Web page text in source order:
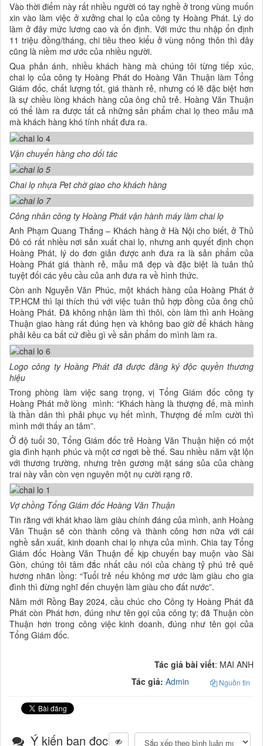
Vào thời điểm này rất nhiều người có tay nghề ở trong vùng muốn
xin vào làm việc ở xưởng chai lọ của công ty Hoàng Phát. Lý do
làm ở đây mức lương cao và ổn định. Với mức thu nhập ổn định
11 triệu đồng/tháng, chi tiêu theo kiểu ở vùng nông thôn thì đây
cũng là niềm mơ ước của nhiều người.
Qua phản ánh, nhiều khách hàng mà chúng tôi từng tiếp xúc,
chai lọ của công ty Hoàng Phát do Hoàng Văn Thuận làm Tổng
Giám đốc, chất lượng tốt, giá thành rẻ, nhưng có lẽ đặc biệt hơn
là sự chiều lòng khách hàng của ông chủ trẻ. Hoàng Văn Thuận
có thể làm ra được tất cả những sản phẩm chai lọ theo mẫu mã
mà khách hàng khó tính nhất đưa ra.
Vận chuyển hàng cho dối tác
Chai lọ nhựa Pet chờ giao cho khách hàng
Công nhân công ty Hoàng Phát vận hành máy làm chai lọ
Anh Phạm Quang Thắng – Khách hàng ở Hà Nội cho biết, ở Thủ
Đô có rất nhiều nơi sản xuất chai lọ, nhưng anh quyết định chọn
Hoàng Phát, lý do đơn giản được anh đưa ra là sản phẩm của
Hoàng Phát giá thành rẻ, mẫu mã đẹp và đặc biệt là tuân thủ
tuyệt đối các yêu cầu của anh đưa ra về hình thức.
Còn anh Nguyễn Văn Phúc, một khách hàng của Hoàng Phát ở
TP.HCM thì lại thích thú với việc tuân thủ hợp đồng của ông chủ
Hoàng Phát. Đã không nhận làm thì thôi, còn làm thì anh Hoàng
Thuận giao hàng rất đúng hẹn và không bao giờ để khách hàng
phải kêu ca bất cứ điều gì về sản phẩm do mình làm ra.
Logo công ty Hoàng Phát đã được đăng ký độc quyền thương
hiệu
Trong phòng làm việc sang trọng, vị Tổng Giám đốc công ty
Hoàng Phát mở lòng mình: “Khách hàng là thượng đế, mà mình
là thần dân thì phải phục vụ hết mình, Thượng đế mỉm cười thì
mình mới thấy an tâm”.
Ở độ tuổi 30, Tổng Giám đốc trẻ Hoàng Văn Thuận hiện có một
gia đình hạnh phúc và một cơ ngơi bề thế. Sau nhiều năm vật lộn
với thương trường, nhưng trên gương mặt sáng sủa của chàng
trai này vẫn còn vẹn nguyên một nụ cười rạng rỡ.
Vợ chồng Tổng Giám đốc Hoàng Văn Thuận
Tin rằng với khát khao làm giàu chính đáng của mình, anh Hoàng
Văn Thuận sẽ còn thành công và thành công hơn nữa với cái
nghề sản xuất, kinh doanh chai lọ nhựa của mình. Chia tay Tổng
Giám đốc Hoàng Văn Thuận để kịp chuyến bay muộn vào Sài
Gòn, chúng tôi tâm đắc nhất câu nói của chàng tỷ phú trẻ quê
hương nhãn lồng: “Tuổi trẻ nếu không mơ ước làm giàu cho gia
đình thì đừng nghĩ đến chuyện làm giàu cho đất nước”.
Năm mới Rồng Bay 2024, cầu chúc cho Công ty Hoàng Phát đã
Phát còn Phát hơn, đúng như tên gọi của công ty; đã Thuận còn
Thuận hơn trong công việc kinh doanh, đúng như tên gọi của
Tổng Giám đốc.
Tác giả bài viết: MAI ANH
Tác giả: Admin Nguồn tin
Ý kiến bạn đọc